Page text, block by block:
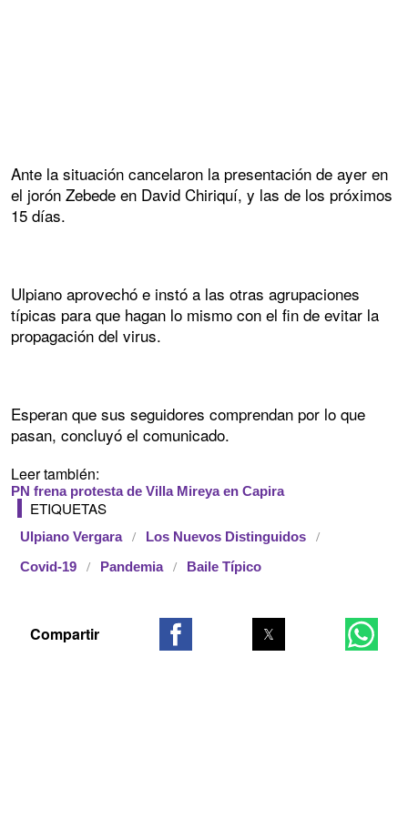
Ante la situación cancelaron la presentación de ayer en
el jorón Zebede en David Chiriquí, y las de los próximos
15 días.
Ulpiano aprovechó e instó a las otras agrupaciones
típicas para que hagan lo mismo con el fin de evitar la
propagación del virus.
Esperan que sus seguidores comprendan por lo que
pasan, concluyó el comunicado.
Leer también:
PN frena protesta de Villa Mireya en Capira
ETIQUETAS
Ulpiano Vergara Los Nuevos Distinguidos
Covid-19 Pandemia Baile Típico